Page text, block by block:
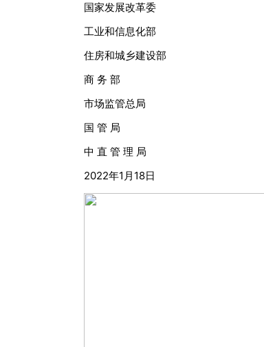
国家发展改革委
工业和信息化部
住房和城乡建设部
商 务 部
市场监管总局
国 管 局
中 直 管 理 局
2022年1月18日